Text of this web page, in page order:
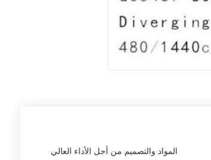
المواد والتصميم من أجل الأداء العالي